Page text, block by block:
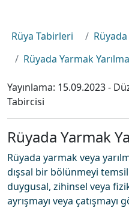
Rüya Tabirleri
Rüyada Yarmak
Yayınlama: 15.09.2023-
Tabircisi
Rüyada Yarmak
Rüyada yarmak veya
dışsal bir bölünmeyi
duygusal, zihinsel veya
ayrışmayı veya çatışmayı